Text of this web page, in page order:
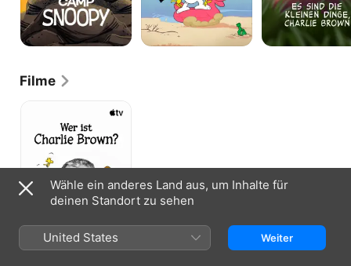
Filme
Charlie
Brown?
Wähle ein anderes Land aus, um Inhalte für
deinen Standort zu sehen
United States Weiter